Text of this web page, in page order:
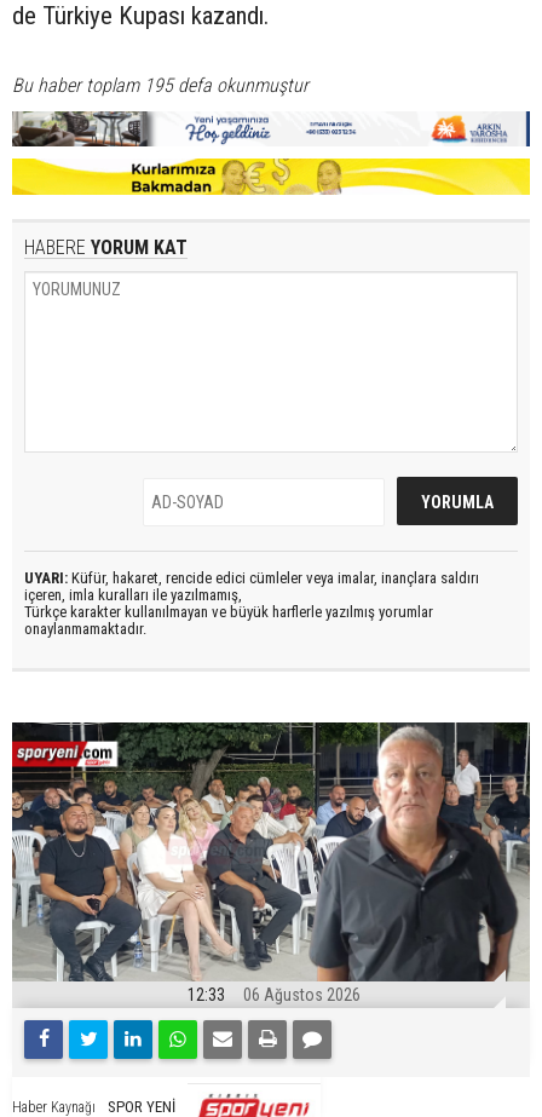
de Türkiye Kupası kazandı.
Bu haber toplam 195 defa okunmuştur
HABERE YORUM KAT
UYARI: Küfür, hakaret, rencide edici cümleler veya imalar, inançlara saldırı
içeren, imla kuralları ile yazılmamış,
Türkçe karakter kullanılmayan ve büyük harflerle yazılmış yorumlar
onaylanmamaktadır.
12:33 06 Ağustos 2026
Haber Kaynağı SPOR YENİ